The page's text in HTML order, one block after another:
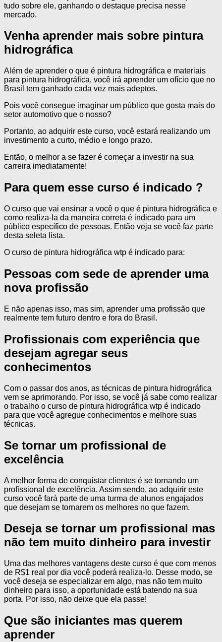
tudo sobre ele, ganhando o destaque precisa nesse
mercado.
Venha aprender mais sobre pintura
hidrográfica
Além de aprender o que é pintura hidrográfica e materiais
para pintura hidrográfica, você irá aprender um ofício que no
Brasil tem ganhado cada vez mais adeptos.
Pois você consegue imaginar um público que gosta mais do
setor automotivo que o nosso?
Portanto, ao adquirir este curso, você estará realizando um
investimento a curto, médio e longo prazo.
Então, o melhor a se fazer é começar a investir na sua
carreira imediatamente!
Para quem esse curso é indicado ?
O curso que vai ensinar a você o que é pintura hidrográfica e
como realiza-la da maneira correta é indicado para um
público específico de pessoas. Então veja se você faz parte
desta seleta lista.
O curso de pintura hidrográfica wtp é indicado para:
Pessoas com sede de aprender uma
nova profissão
E não apenas isso, mas sim, aprender uma profissão que
realmente tem futuro dentro e fora do Brasil.
Profissionais com experiência que
desejam agregar seus
conhecimentos
Com o passar dos anos, as técnicas de pintura hidrográfica
vem se aprimorando. Por isso, se você já sabe como realizar
o trabalho o curso de pintura hidrográfica wtp é indicado
para que você agregue conhecimentos e melhore suas
técnicas.
Se tornar um profissional de
excelência
A melhor forma de conquistar clientes é se tornando um
profissional de excelência. Assim sendo, ao adquirir este
curso você fará parte de uma turma de alunos engajados
que desejam se tornarem os melhores no que fazem.
Deseja se tornar um profissional mas
não tem muito dinheiro para investir
Uma das melhores vantagens deste curso é que com menos
de R$1 real por dia você poderá realiza-lo. Desse modo, se
você deseja se especializar em algo, mas não tem muito
dinheiro para isso, a oportunidade está batendo na sua
porta. Por isso, não deixe que ela passe!
Que são iniciantes mas querem
aprender